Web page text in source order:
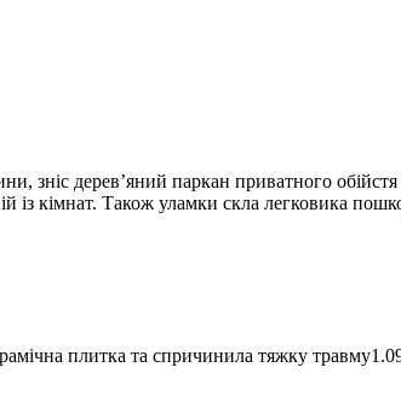
зніс дерев’яний паркан приватного
із кімнат. Також уламки скла легковика